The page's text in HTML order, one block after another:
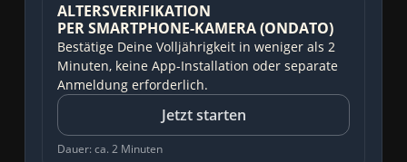
ALTERSVERIFIKATION
PER SMARTPHONE-KAMERA (ONDATO)
Bestätige Deine Volljährigkeit in weniger als 2
Minuten, keine App-Installation oder separate
Anmeldung erforderlich.
Jetzt starten
Dauer: ca. 2 Minuten